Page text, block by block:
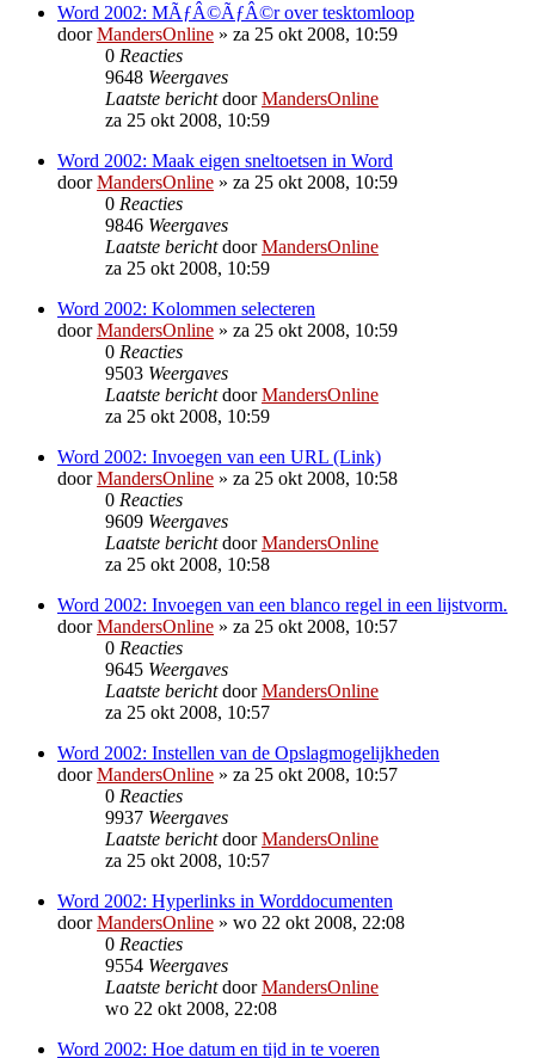
Word 2002: MÃƒÂ©ÃƒÂ©r over tesktomloop
doorMandersOnline » za 25 okt 2008, 10:59
0 Reacties
9648 Weergaves
Laatste berichtdoorMandersOnline
za 25 okt 2008, 10:59
Word 2002: Maak eigen sneltoetsen in Word
doorMandersOnline » za 25 okt 2008, 10:59
0 Reacties
9846 Weergaves
Laatste berichtdoorMandersOnline
za 25 okt 2008, 10:59
Word 2002: Kolommen selecteren
doorMandersOnline » za 25 okt 2008, 10:59
0 Reacties
9503 Weergaves
Laatste berichtdoorMandersOnline
za 25 okt 2008, 10:59
Word 2002: Invoegen van een URL (Link)
doorMandersOnline » za 25 okt 2008, 10:58
0 Reacties
9609 Weergaves
Laatste berichtdoorMandersOnline
za 25 okt 2008, 10:58
Word 2002: Invoegen van een blanco regel in een lijstvorm.
doorMandersOnline » za 25 okt 2008, 10:57
0 Reacties
9645 Weergaves
Laatste berichtdoorMandersOnline
za 25 okt 2008, 10:57
Word 2002: Instellen van de Opslagmogelijkheden
doorMandersOnline » za 25 okt 2008, 10:57
0 Reacties
9937 Weergaves
Laatste berichtdoorMandersOnline
za 25 okt 2008, 10:57
Word 2002: Hyperlinks in Worddocumenten
doorMandersOnline » wo 22 okt 2008, 22:08
0 Reacties
9554 Weergaves
Laatste berichtdoorMandersOnline
wo 22 okt 2008, 22:08
Word 2002: Hoe datum en tijd in te voeren